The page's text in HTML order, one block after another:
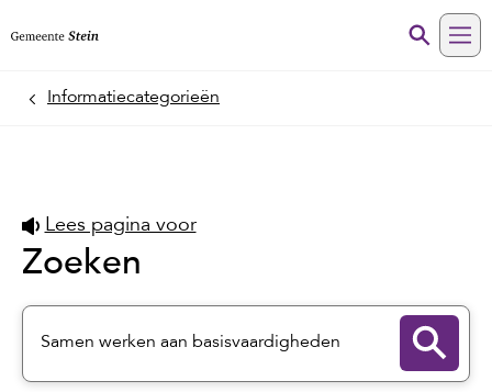
Home
Informatiecategorieën
Lees pagina voor
Zoeken